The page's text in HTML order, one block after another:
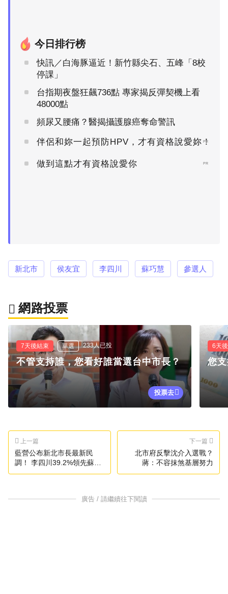
今日排行榜
快訊／白海豚逼近！新竹縣尖石、五峰「8校
停課」
台指期夜盤狂飆736點 專家揭反彈契機上看
48000點
頻尿又腰痛？醫揭攝護腺癌奪命警訊
伴侶和妳一起預防HPV，才有資格說愛妳！
PR
做到這點才有資格說愛你 PR
新北市 侯友宜 李四川 蘇巧慧 參選人
網路投票
7天後結束 單選 233人已投
不管支持誰，您看好誰當選台中市長？
投票去
6天
您
上一篇
藍營公布新北市長最新民
調！ 李四川39.2%領先蘇巧
慧6.2個百分點
下一篇
北市府反擊沈介入選戰？
蔣：不容抹煞基層努力
廣告 / 請繼續往下閱讀